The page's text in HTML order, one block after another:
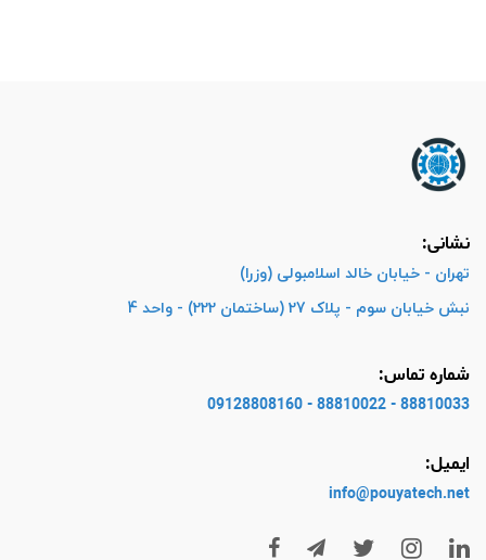
نشانی:
تهران - خیابان خالد اسلامبولی (وزرا)
نبش خیابان سوم - پلاک 27 (ساختمان 222) - واحد 4
شماره تماس:
88810033 - 88810022 - 09128808160
ایمیل:
info@pouyatech.net